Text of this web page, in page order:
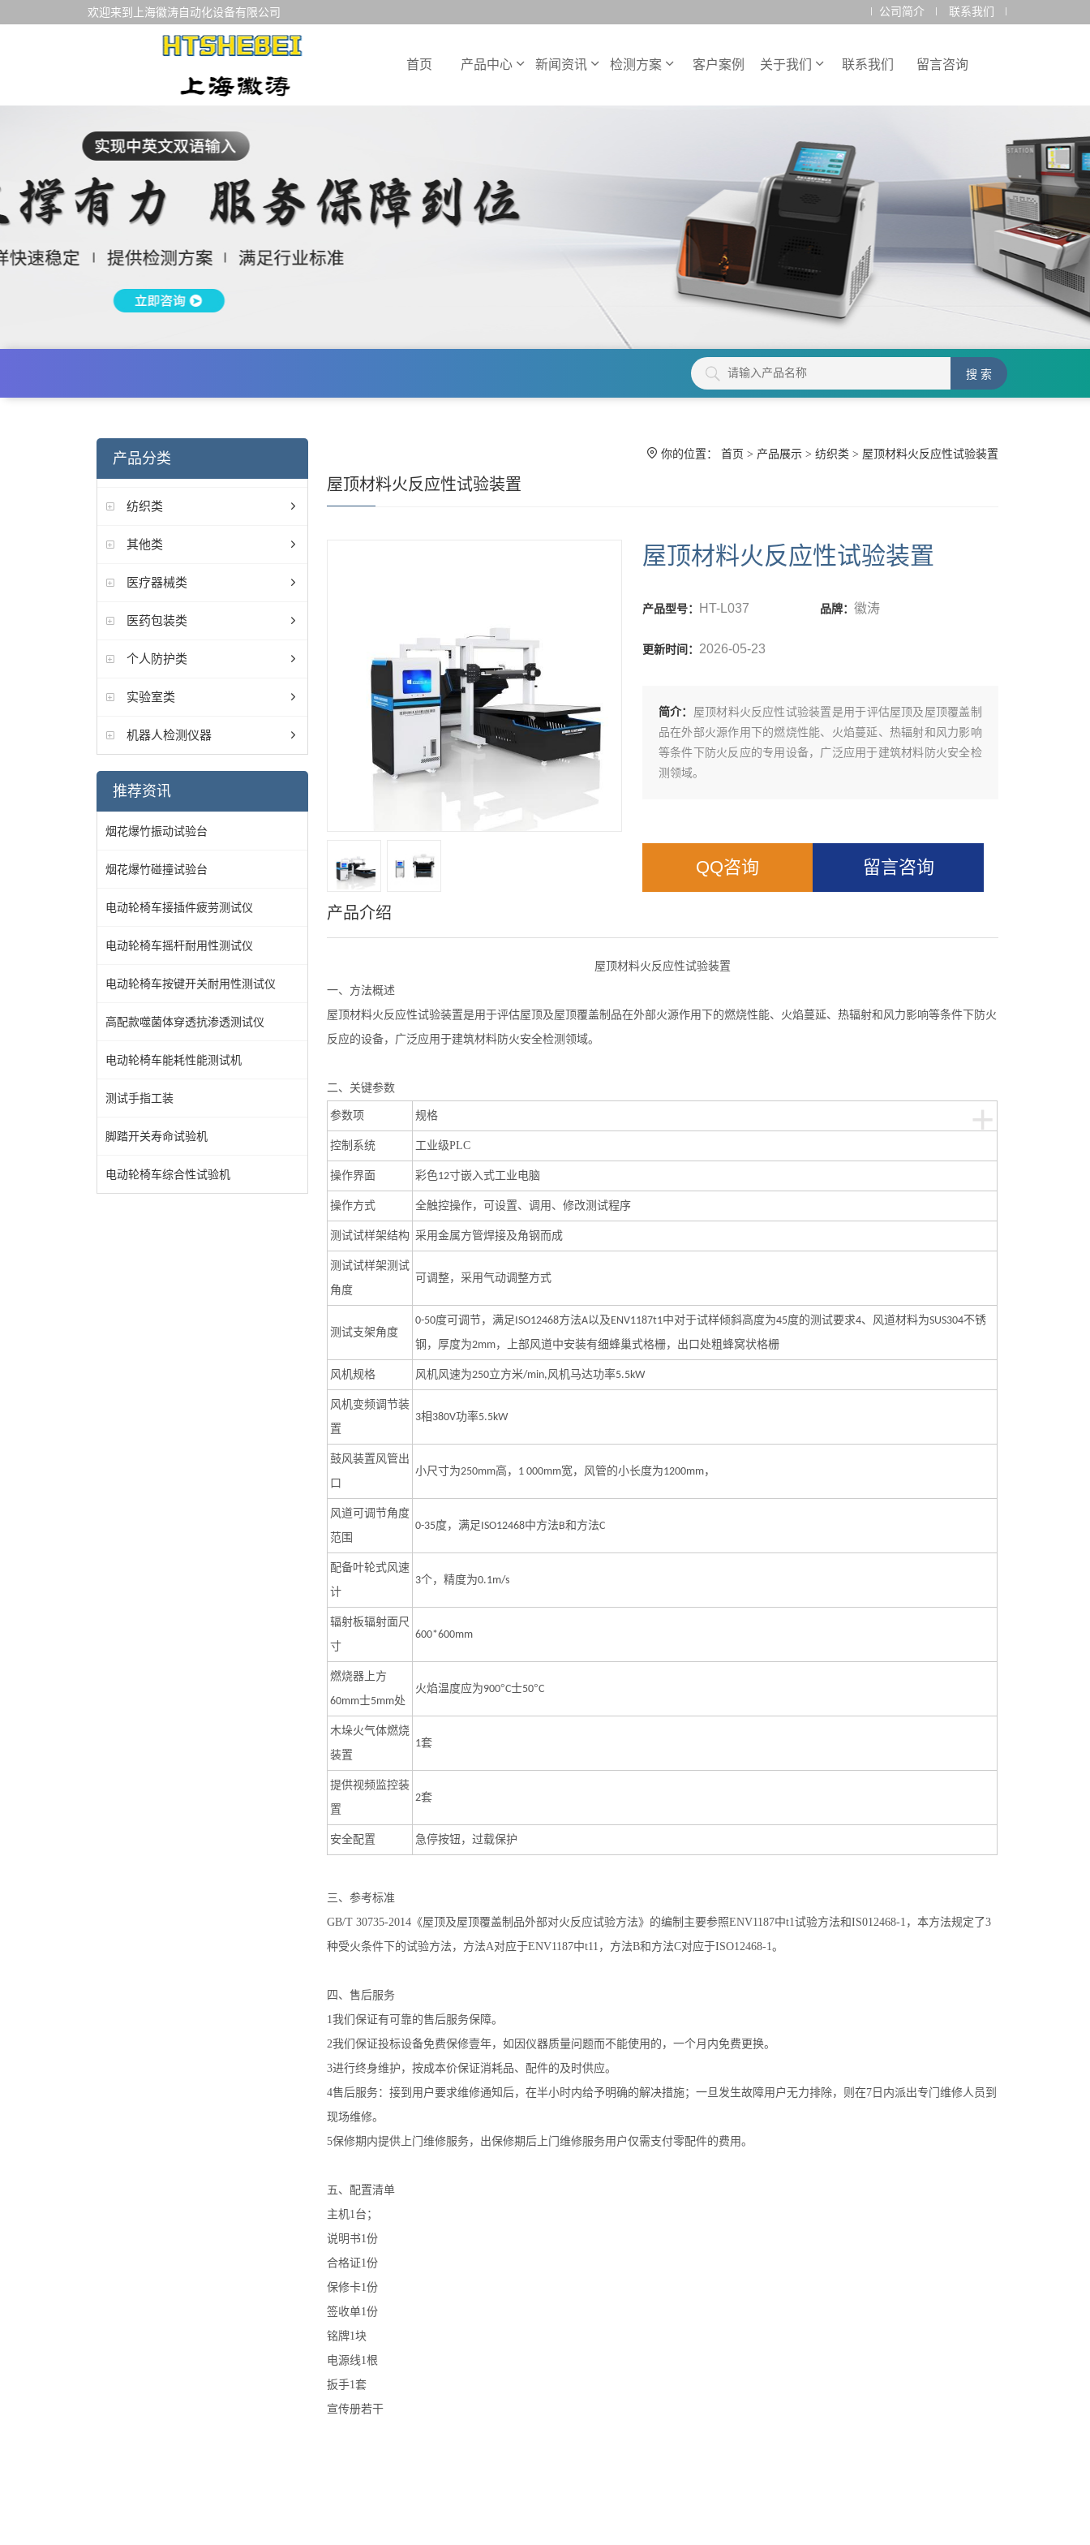
欢迎来到上海徽涛自动化设备有限公司 公司简介 联系我们
首页 产品中心 新闻资讯 检测方案 客户案例 关于我们 联系我们 留言咨询
产品分类
纺织类
其他类
医疗器械类
医药包装类
个人防护类
实验室类
机器人检测仪器
推荐资讯
烟花爆竹振动试验台
烟花爆竹碰撞试验台
电动轮椅车接插件疲劳测试仪
电动轮椅车摇杆耐用性测试仪
电动轮椅车按键开关耐用性测试仪
高配款噬菌体穿透抗渗透测试仪
电动轮椅车能耗性能测试机
测试手指工装
脚踏开关寿命试验机
电动轮椅车综合性试验机
你的位置： 首页 > 产品展示> 纺织类 > 屋顶材料火反应性试验装置
屋顶材料火反应性试验装置
屋顶材料火反应性试验装置
产品型号： HT-L037 品牌：徽涛
更新时间： 2026-05-23
简介： ‌屋顶材料火反应性试验装置‌是用于评估屋顶及屋顶覆盖制
品在外部火源作用下的燃烧性能、火焰蔓延、热辐射和风力影响
等条件下防火反应的专用设备，广泛应用于建筑材料防火安全检
测领域。
QQ咨询 留言咨询
产品介绍
屋顶材料火反应性试验装置
‌一、 方法概述
屋顶材料火反应性试验装置‌是用于评估屋顶及屋顶覆盖制品在外部火源作用下的燃烧性能、火焰蔓延、热辐射和风力影响等条件下防火
反应的设备，广泛应用于建筑材料防火安全检测领域。
‌二、关键参数
+
‌参数项‌ 规格
控制系统 工业级PLC
操作界面 彩色12寸嵌入式工业电脑
操作方式 全触控操作，可设置、调用、修改测试程序
测试试样架结构 采用金属方管焊接及角钢而成
测试试样架测试
角度
可调整，采用气动调整方式
测试支架角度
0-50度可调节，满足ISO12468方法A以及ENV1187t1中对于试样倾斜高度为45度的测试要求4、风道材料为SUS304不锈
钢，厚度为2mm，上部风道中安装有细蜂巢式格栅，出口处粗蜂窝状格栅
风机规格 风机风速为250立方米/min,风机马达功率5.5kW
风机变频调节装
置
3相 380V功率5.5kW
鼓风装置风管出
口
小尺寸为250mm高， 1 000mm宽，风管的小长度为1200mm，
风道可调节角度
范围
0-35度，满足ISO12468中方法B和方法C
配备叶轮式风速
计
3个，精度为0.1m/s
辐射板辐射面尺
寸
600*600mm
燃烧器上方
60mm士5mm处
火焰温度应为900°C士50°C
木垛火气体燃烧
装置
1套
提供视频监控装
置
2套
安全配置 急停按钮，过载保护
‌三、 参考标准
GB/T 30735-2014《屋顶及屋顶覆盖制品外部对火反应试验方法》的编制主要参照ENV1187中t1试验方法和IS012468-1，本方法规定了3
种受火条件下的试验方法，方法A对应于ENV1187中t11，方法B和方法C对应于ISO12468-1。
四、 售后服务
1我们保证有可靠的售后服务保障。
2我们保证投标设备免费保修壹年，如因仪器质量问题而不能使用的，一个月内免费更换。
3进行终身维护，按成本价保证消耗品、配件的及时供应。
4售后服务：接到用户要求维修通知后，在半小时内给予明确的解决措施；一旦发生故障用户无力排除，则在7日内派出专门维修人员到
现场维修。
5保修期内提供上门维修服务，出保修期后上门维修服务用户仅需支付零配件的费用。
五、配置清单
主机1台；
说明书1份
合格证1份
保修卡1份
签收单1份
铭牌1块
电源线1根
扳手1套
宣传册若干